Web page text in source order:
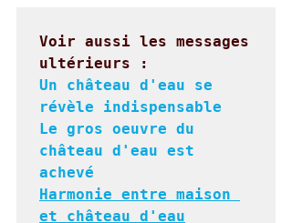
Voir aussi les messages
Un château d'eau se
révèle indispensable
Le gros oeuvre du
château d'eau est
achevé
Harmonie entre maison
et château d'eau